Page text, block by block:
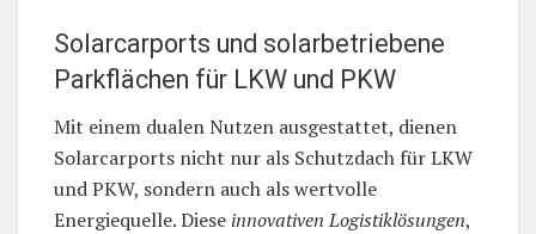
Solarcarports und solarbetriebene
Parkflächen für LKW und PKW
Mit einem dualen Nutzen ausgestattet, dienen
Solarcarports nicht nur als Schutzdach für LKW
und PKW, sondern auch als wertvolle
Energiequelle. Diese innovativen Logistiklösungen,